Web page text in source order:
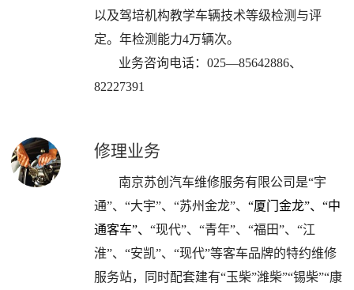
以及驾培机构教学车辆技术等级检测与评
定。年检测能力4万辆次。
业务咨询电话：025—85642886、
82227391
修理业务
南京苏创汽车维修服务有限公司 是“宇
通”、“大宇”、“苏州金龙”、 “厦门金龙”、“中
通客车”、 “现代”、“青年”、“福田”、“江
淮”、“安凯”、“现代”等客车品牌的特约维修
服务站，同时配套建有“玉柴”潍柴”“锡柴”“康